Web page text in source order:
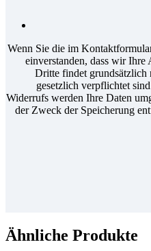
Wenn Sie die im
einverstanden, dass wir
Dritte findet grundsätzlich
gesetzlich verpflichtet
Widerrufs werden Ihre Daten
der Zweck der Speicherung
Ähnliche Produkte